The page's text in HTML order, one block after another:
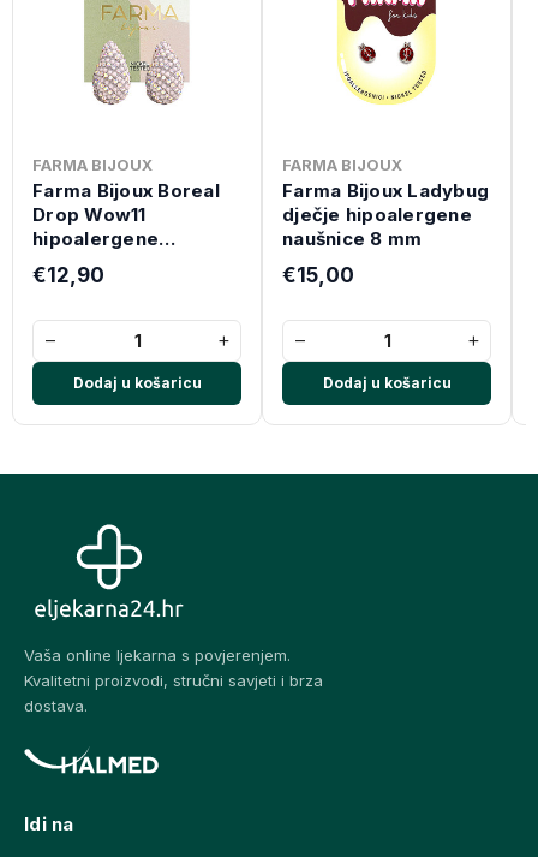
FARMA BIJOUX
Farma Bijoux Boreal
Drop Wow11
hipoalergene
naušnice
€12,90
− +
Dodaj u košaricu
FARMA BIJOUX
Farma Bijoux Ladybug
dječje hipoalergene
naušnice 8 mm
€15,00
− +
Dodaj u košaricu
Vaša online ljekarna s povjerenjem.
Kvalitetni proizvodi, stručni savjeti i brza
dostava.
Idi na